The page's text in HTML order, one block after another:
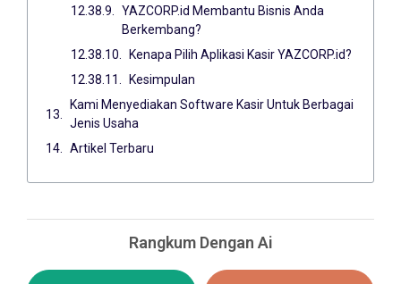
YAZCORP.id Membantu Bisnis Anda
Berkembang?
Kenapa Pilih Aplikasi Kasir YAZCORP.id?
Kesimpulan
Kami Menyediakan Software Kasir Untuk Berbagai
Jenis Usaha
Artikel Terbaru
Rangkum Dengan Ai